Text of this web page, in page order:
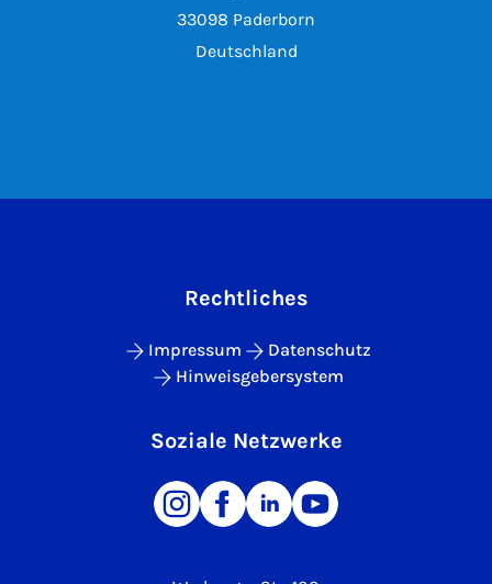
33098 Paderborn
Deutschland
Rechtliches
Impressum
Datenschutz
Hinweisgebersystem
Soziale Netzwerke